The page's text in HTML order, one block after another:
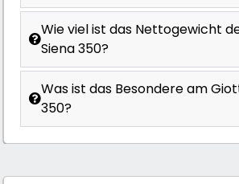
Wie viel ist das Nettogewicht
Siena 350?
Was ist das Besondere am
350?